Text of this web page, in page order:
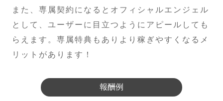
また、専属契約になるとオフィシャルエンジェル
として、ユーザーに目立つようにアピールしても
らえます。専属特典もありより稼ぎやすくなるメ
リットがあります！
報酬例